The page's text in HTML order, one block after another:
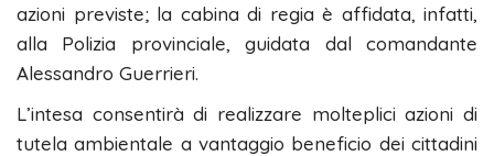
azioni previste; la cabina di regia è affidata, infatti,
alla Polizia provinciale, guidata dal comandante
Alessandro Guerrieri.
L’intesa consentirà di realizzare molteplici azioni di
tutela ambientale a vantaggio beneficio dei cittadini